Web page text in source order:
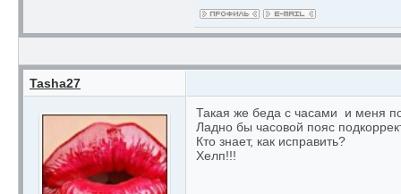
Tasha27
Такая же беда с часами и меня
Ладно бы часовой пояс
Кто знает, как исправить?
Хелп!!!